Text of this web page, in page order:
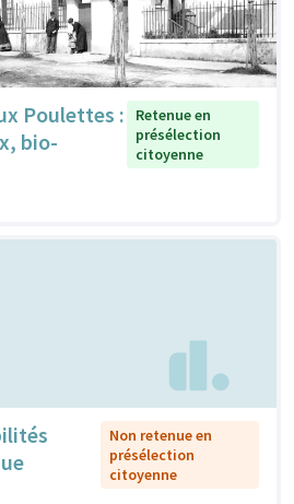
Poulettes :
bio-
Retenue en
présélection
citoyenne
Non retenue en
présélection
citoyenne